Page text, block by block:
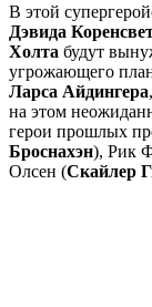
В этой
Дэвида
Холта будут
угрожающего
Ларса Айдингера
на этом
герои прошлых
Броснахэн), Рик
Олсен (Скайлер